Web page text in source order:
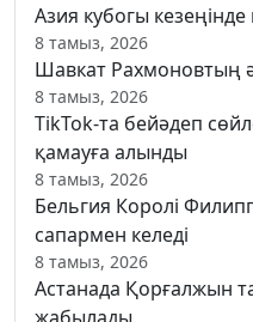
Азия кубогы
8 тамыз, 2026
Шавкат Рахмоновтың
8 тамыз, 2026
TikTok-та бейәдеп
қамауға алынды
8 тамыз, 2026
Бельгия Королі
сапармен келеді
8 тамыз, 2026
Астанада Қорғалжын